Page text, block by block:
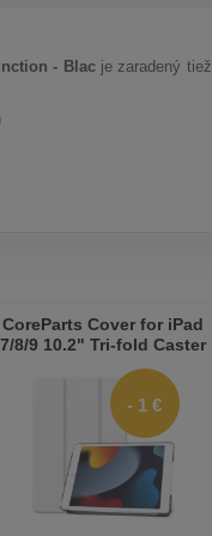
- Blacje zaradený tiež
CoreParts Cover for iPad
7/8/9 10.2" Tri-fold Caster
Hard Shell Cover with
Auto Wake Function -
Whi
- 1 €